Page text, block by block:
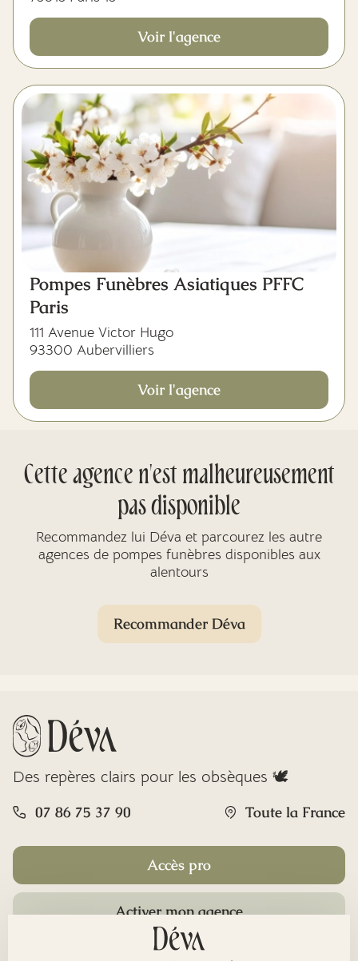
Voir l'agence
Pompes Funèbres Asiatiques PFFC
Paris
111 Avenue Victor Hugo
93300 Aubervilliers
Voir l'agence
Cette agence n'est malheureusement
pas disponible
Recommandez lui Déva et parcourez les autre
agences de pompes funèbres disponibles aux
alentours
Recommander Déva
Des repères clairs pour les obsèques 🕊️
07 86 75 37 90 Toute la France
Accès pro
Activer mon agence